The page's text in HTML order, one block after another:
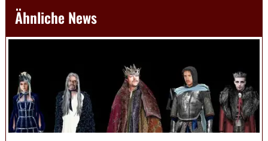
Ähnliche News